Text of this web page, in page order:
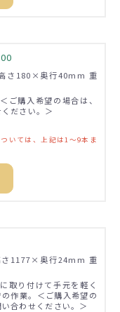
さ180×奥行40mm 重
ご購入希望の場合は、
ださい。＞
いては、上記は1～9本ま
1177×奥行24mm 重
取り付けて手元を軽く
作業。＜ご購入希望の
合わせください。＞